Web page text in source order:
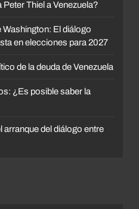
Thiel a Venezuela?
El diálogo
en elecciones para 2027
de la deuda de Venezuela
¿Es posible saber la
arranque del diálogo entre